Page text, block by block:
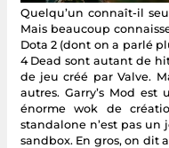
Quelqu’un connaît-il
Mais beaucoup
Dota 2 (dont on a parlé
4 Dead sont autant de
de jeu créé par Valve.
autres. Garry’s Mod est
énorme wok de
standalone n’est pas un
sandbox. En gros, on dit